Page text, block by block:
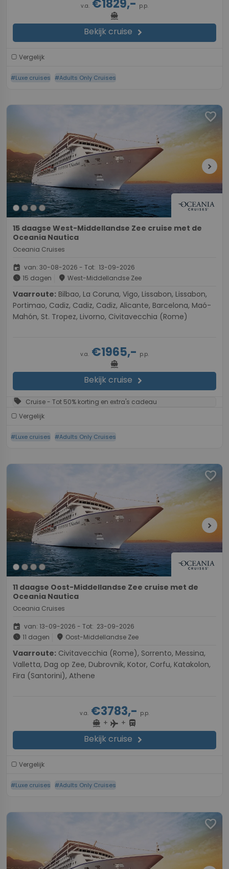
v.a. €1829,- p.p.
directions_boat
Bekijk cruise chevron_right
Vergelijk
#Luxe cruises #Adults Only Cruises
favorite
chevron_right
15 daagse West-Middellandse Zee cruise met de
Oceania Nautica
Oceania Cruises
event van: 30-08-2026 - Tot: 13-09-2026
schedule 15 dagen place West-Middellandse Zee
Vaarroute:
Portimao, Cadiz, Cadiz, Cadiz, Alicante, Barcelona, Maó-
Mahón, St. Tropez, Livorno, Civitavecchia (Rome)
v.a. €1965,- p.p.
directions_boat
Bekijk cruise chevron_right
sell Cruise - Tot 50% korting en extra's cadeau
Vergelijk
#Luxe cruises #Adults Only Cruises
favorite
chevron_right
11 daagse Oost-Middellandse Zee cruise met de
Oceania Nautica
Oceania Cruises
event van: 13-09-2026 - Tot: 23-09-2026
schedule 11 dagen place Oost-Middellandse Zee
Vaarroute:
Valletta, Dag op Zee, Dubrovnik, Kotor, Corfu, Katakolon,
Fira (Santorini), Athene
v.a. €3783,- p.p.
directions_boat + flight + directions_bus
Bekijk cruise chevron_right
Vergelijk
#Luxe cruises #Adults Only Cruises
favorite